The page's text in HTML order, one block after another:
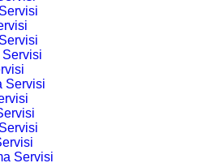
Servisi
Servisi